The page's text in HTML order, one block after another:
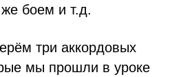
боем и т.д.
три аккордовых
мы прошли в уроке